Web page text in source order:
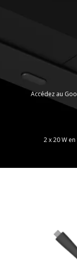
Accédez au
2 x 20 W